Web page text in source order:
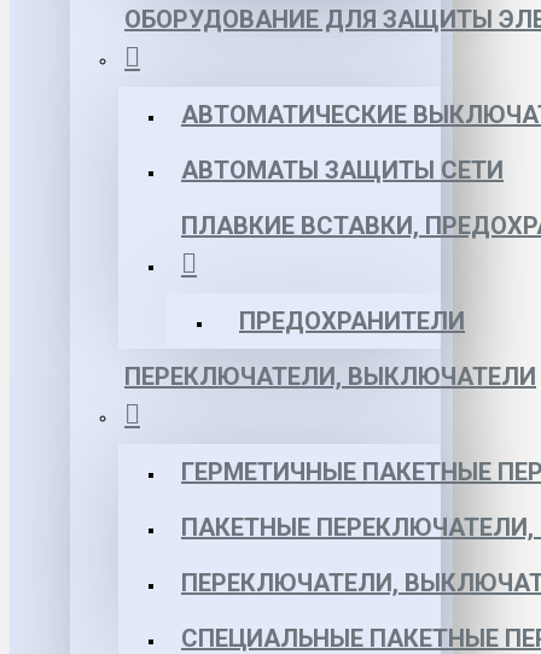
ОБОРУДОВАНИЕ ДЛЯ ЗАЩИТЫ
АВТОМАТИЧЕСКИЕ
АВТОМАТЫ ЗАЩИТЫ СЕТИ
ПЛАВКИЕ ВСТАВКИ,
ПРЕДОХРАНИТЕЛИ
ПЕРЕКЛЮЧАТЕЛИ, ВЫКЛЮЧАТЕЛИ
ГЕРМЕТИЧНЫЕ ПАКЕТНЫЕ
ПАКЕТНЫЕ
ПЕРЕКЛЮЧАТЕЛИ,
СПЕЦИАЛЬНЫЕ ПАКЕТНЫЕ